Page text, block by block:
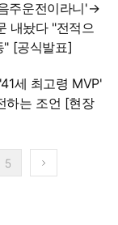
주운전이라니'→
내놨다 "전적으
" [공식발표]
세 최고령 MVP'
하는 조언 [현장
5